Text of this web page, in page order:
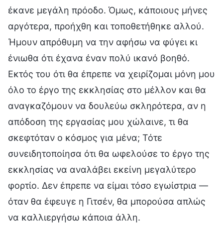
έκανε μεγάλη πρόοδο. Όμως, κάποιους μήνες
αργότερα, προήχθη και τοποθετήθηκε αλλού.
Ήμουν απρόθυμη να την αφήσω να φύγει κι
ένιωθα ότι έχανα έναν πολύ ικανό βοηθό.
Εκτός του ότι θα έπρεπε να χειρίζομαι μόνη μου
όλο το έργο της εκκλησίας στο μέλλον και θα
αναγκαζόμουν να δουλεύω σκληρότερα, αν η
απόδοση της εργασίας μου χώλαινε, τι θα
σκεφτόταν ο κόσμος για μένα; Τότε
συνειδητοποίησα ότι θα ωφελούσε το έργο της
εκκλησίας να αναλάβει εκείνη μεγαλύτερο
φορτίο. Δεν έπρεπε να είμαι τόσο εγωίστρια —
όταν θα έφευγε η Γιτσέν, θα μπορούσα απλώς
να καλλιεργήσω κάποια άλλη.